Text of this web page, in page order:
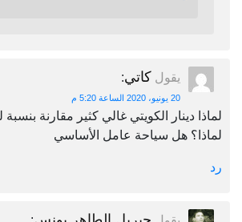
يقول كاتي:
20 يونيو، 2020 الساعة 5:20 م
لماذا دينار الكويتي غالي كثير مقارنة بنسبة
لماذا؟ هل سياحة عامل الأساسي
رد